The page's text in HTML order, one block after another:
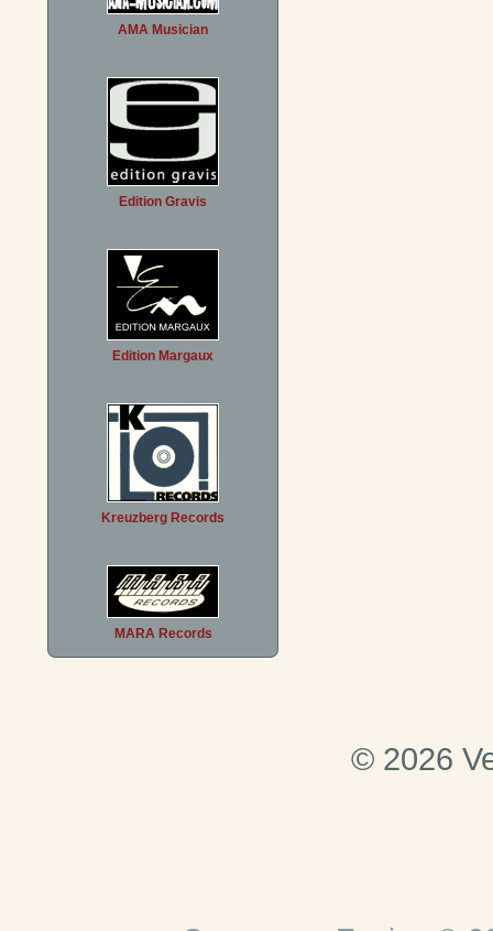
AMA Musician
Edition Gravis
Edition Margaux
Kreuzberg Records
MARA Records
© 2026